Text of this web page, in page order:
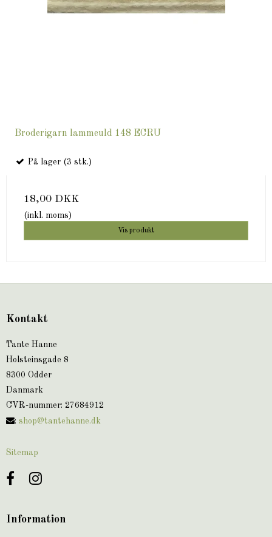
Broderigarn lammeuld 148 ECRU
På lager (3 stk.)
18,00 DKK
(inkl. moms)
Vis produkt
Kontakt
Tante Hanne
Holsteinsgade 8
8300 Odder
Danmark
CVR-nummer: 27684912
: shop@tantehanne.dk
Sitemap
Information